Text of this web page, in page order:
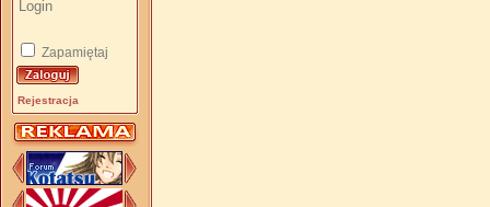
Zapamiętaj
Rejestracja